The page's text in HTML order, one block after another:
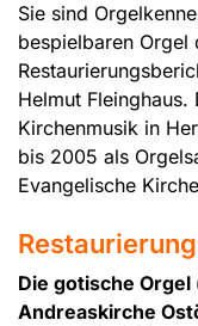
Sie sind
bespielbaren Orgel
Helmut
Kirchenmusik in
bis 2005 als
Evangelische
Die gotische Orgel
Andreaskirche